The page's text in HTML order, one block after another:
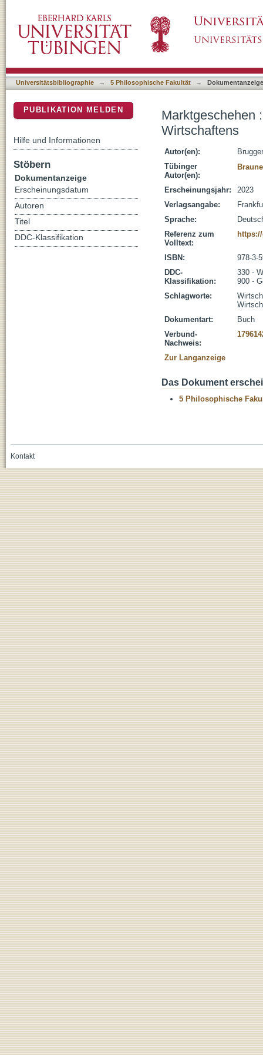
Universitätsbibliographie → 5 Philosophische Fakultät → Dokumentanzeige
Marktgeschehen
Wirtschaftens
Autor(en):
Tübinger
Autor(en):
Erscheinungsjahr:
2023
Verlagsangabe:
Sprache:
Referenz zum
Volltext:
ISBN:
978-3-
DDC-
Klassifikation:
330 -
900 -
Schlagworte:
Dokumentart:
Buch
Verbund-
Nachweis:
Zur Langanzeige
Das Dokument
5 Philosophische
PUBLIKATION MELDEN
Hilfe und Informationen
Stöbern
Dokumentanzeige
Erscheinungsdatum
Autoren
Titel
DDC-Klassifikation
Kontakt